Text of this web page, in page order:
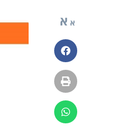
א א
פייסבוק
הדפסה
ווטסאפ